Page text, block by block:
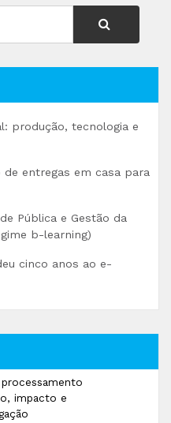
produção, tecnologia e
de entregas em casa para
Pública e Gestão da
b-learning)
cinco anos ao e-
impacto e